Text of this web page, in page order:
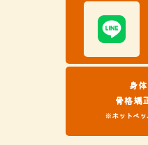
ジだけでなく、全身のバ
の根本改善を目指せます。
首肩のバランスが顔の
顔のむくみは単なる美容
肉の緊張や歪みが大きく
は首を通って顔から全身
身
骨格矯
※ホットペッ